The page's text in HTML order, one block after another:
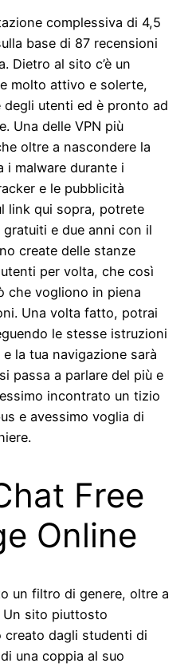
complessiva di 4,5
base di 87 recensioni
Dietro al sito c’è un
molto attivo e solerte,
degli utenti ed è pronto ad
Una delle VPN più
oltre a nascondere la
i malware durante i
e le pubblicità
link qui sopra, potrete
e due anni con il
create delle stanze
per volta, che così
che vogliono in piena
Una volta fatto, potrai
le stesse istruzioni
la tua navigazione sarà
passa a parlare del più e
incontrato un tizio
e avessimo voglia di
Free
Online
un filtro di genere, oltre a
Un sito piuttosto
dagli studenti di
una coppia al suo